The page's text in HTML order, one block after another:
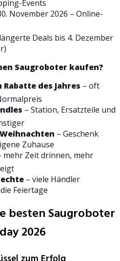
Events
November 2026 – Online-
Deals bis 4. Dezember
Saugroboter kaufen?
des Jahres – oft
– Station, Ersatzteile und
– Geschenk
Zuhause
mehr Zeit drinnen, mehr
– viele Händler
Feiertage
besten Saugroboter
2026